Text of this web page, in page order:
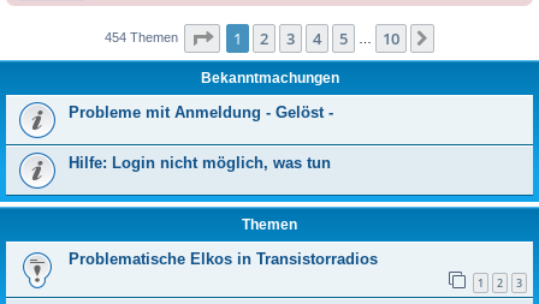
454 Themen Seite 1von 10
1 2 3 4 5 10
Bekanntmachungen
Probleme mit Anmeldung - Gelöst -
Hilfe: Login nicht möglich, was tun
Themen
Problematische Elkos in Transistorradios
1 2 3